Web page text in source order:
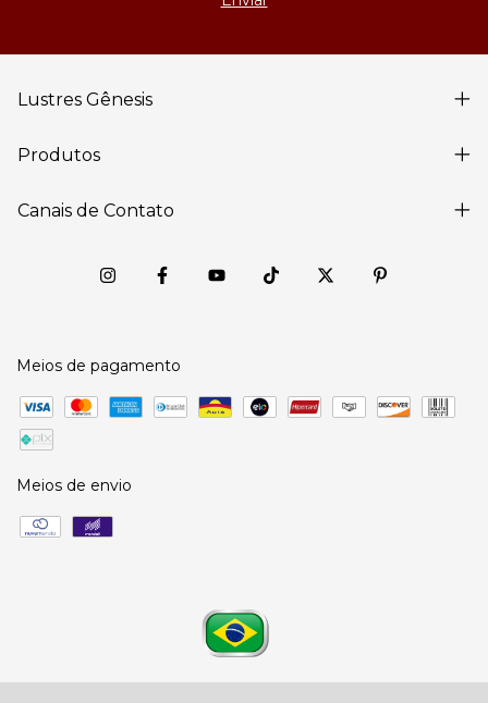
Lustres Gênesis
Produtos
Canais de Contato
Meios de pagamento
Meios de envio